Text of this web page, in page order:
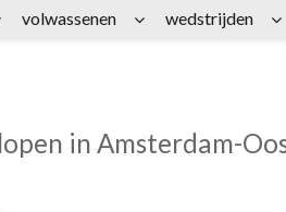
in Amsterdam-
volwassenen wedstrijden